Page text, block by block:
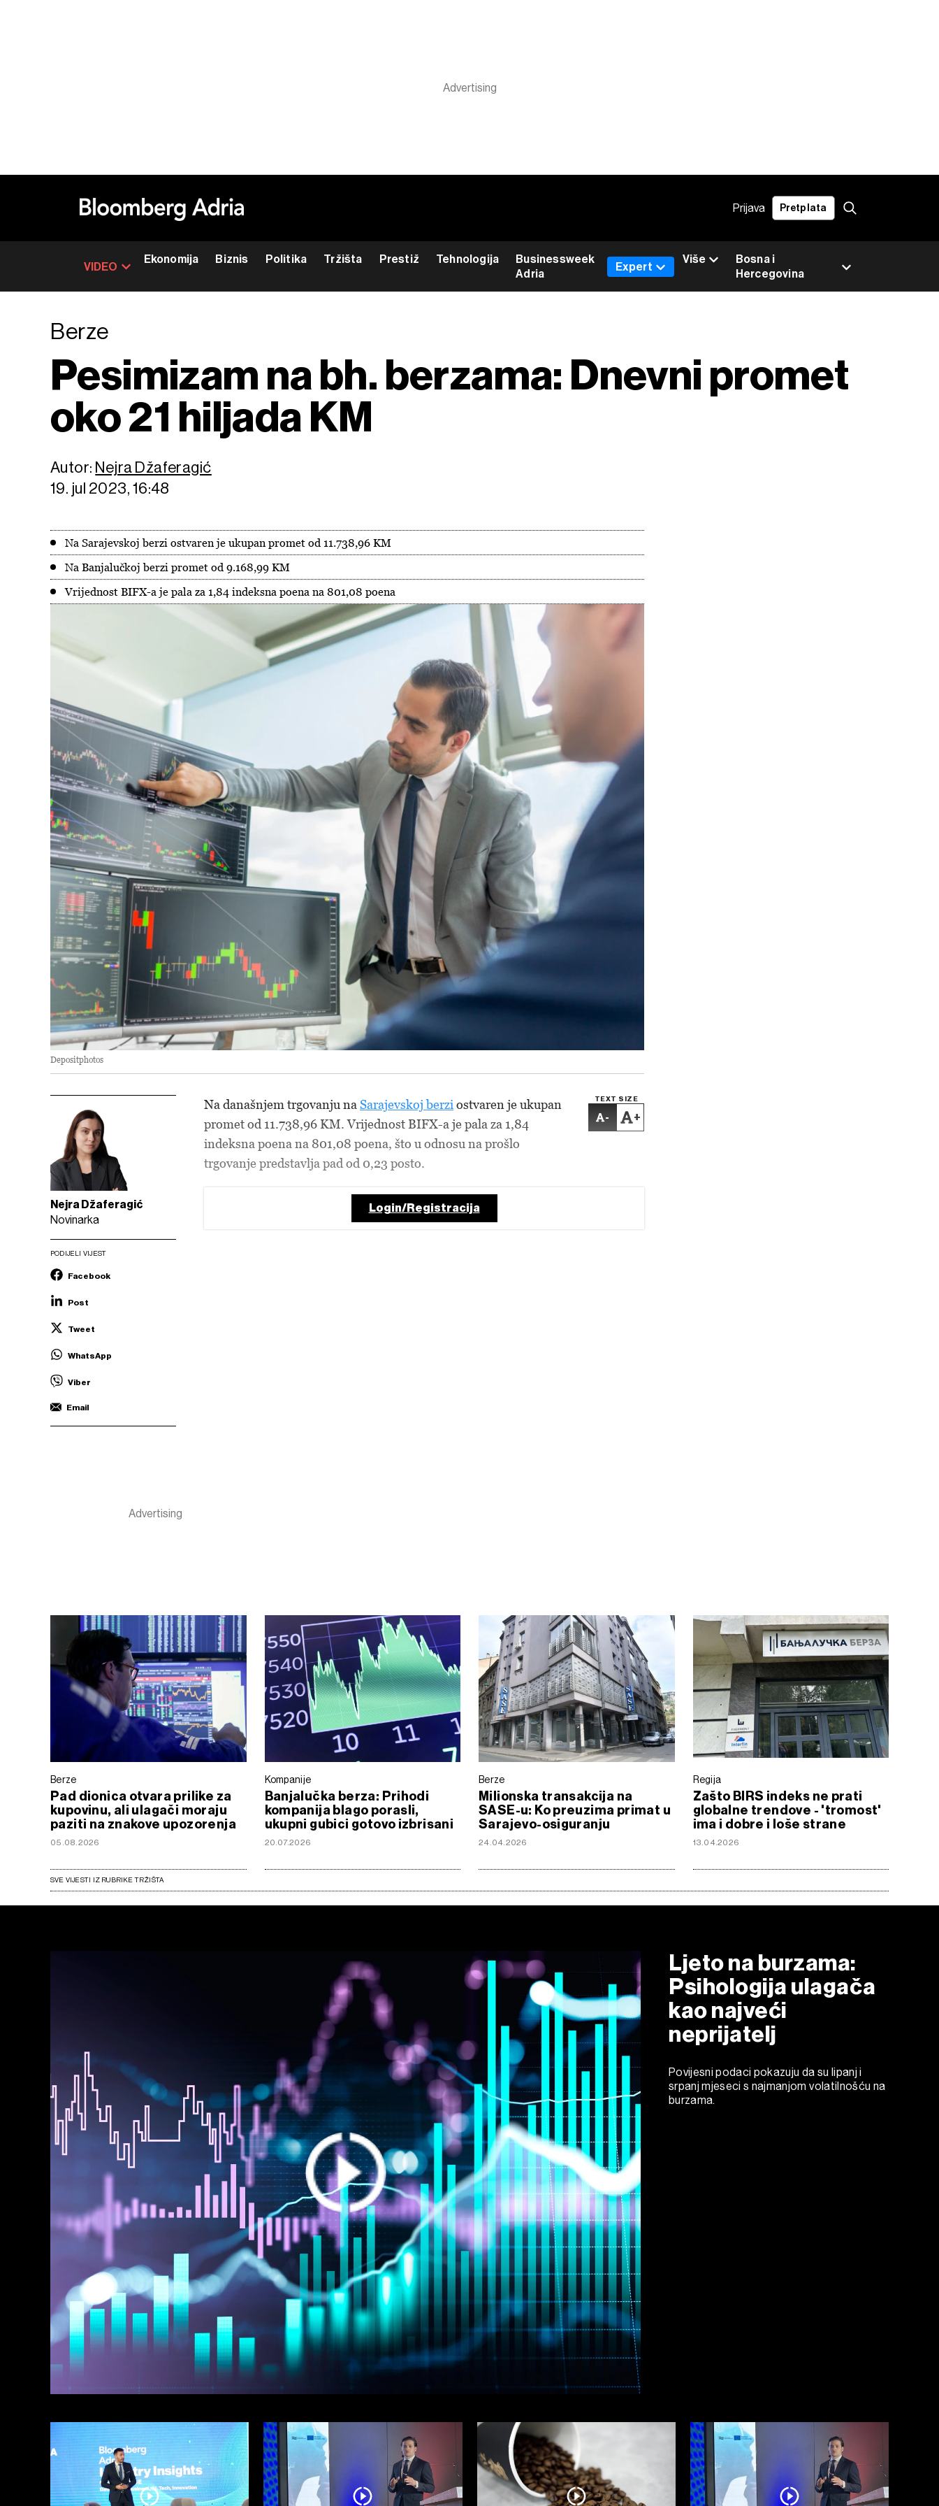
Prijava Pretplata
VIDEO
Ekonomija Biznis Politika Tržišta Prestiž Tehnologija
Businessweek
Adria
Bosna i
Hercegovina
Expert
Više
Berze
Pesimizam na bh. berzama: Dnevni promet
oko 21 hiljada KM
Autor: Nejra Džaferagić
19. jul 2023, 16:48
Na Sarajevskoj berzi ostvaren je ukupan promet od 11.738,96 KM
Na Banjalučkoj berzi promet od 9.168,99 KM
Vrijednost BIFX-a je pala za 1,84 indeksna poena na 801,08 poena
Depositphotos
Nejra Džaferagić
Novinarka
PODIJELI VIJEST
Facebook
Post
Tweet
WhatsApp
Viber
Email
TEXT SIZE
- +
Na današnjem trgovanju na Sarajevskoj berzi ostvaren je ukupan
promet od 11.738,96 KM. Vrijednost BIFX-a je pala za 1,84
indeksna poena na 801,08 poena, što u odnosu na prošlo
trgovanje predstavlja pad od 0,23 posto.
Login/Registracija
Berze
Pad dionica otvara prilike za
kupovinu, ali ulagači moraju
paziti na znakove upozorenja
05.08.2026
Kompanije
Banjalučka berza: Prihodi
kompanija blago porasli,
ukupni gubici gotovo izbrisani
20.07.2026
Berze
Milionska transakcija na
SASE-u: Ko preuzima primat u
Sarajevo-osiguranju
24.04.2026
Regija
Zašto BIRS indeks ne prati
globalne trendove - 'tromost'
ima i dobre i loše strane
13.04.2026
SVE VIJESTI IZ RUBRIKE TRŽIŠTA
Ljeto na burzama:
Psihologija ulagača
kao najveći
neprijatelj
Povijesni podaci pokazuju da su lipanj i
srpanj mjeseci s najmanjom volatilnošću na
burzama.